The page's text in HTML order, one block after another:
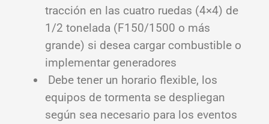
tracción en las cuatro ruedas (4×4) de
1/2 tonelada (F150/1500 o más
grande) si desea cargar combustible o
implementar generadores
Debe tener un horario flexible, los
equipos de tormenta se despliegan
según sea necesario para los eventos